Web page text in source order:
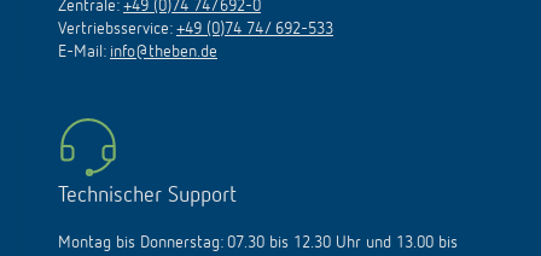
Zentrale: +49 (0)74 74/692-0
Vertriebsservice: +49 (0)74 74/ 692-533
E-Mail: info@theben.de
Technischer Support
Montag bis Donnerstag: 07.30 bis 12.30 Uhr und 13.00 bis